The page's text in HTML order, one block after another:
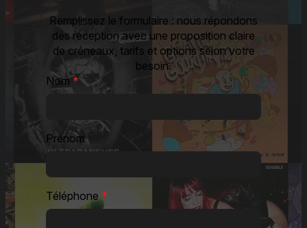
Remplissez le formulaire : nous répondons
dès réception avec une proposition claire
de créneaux, tarifs et options selon votre
besoin.
Nom*
Prénom
Téléphone*